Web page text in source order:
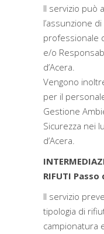
Il servizio può
l’assunzione
professionale
e/o
d’Acera.
Vengono
per il
Gestione
Sicurezza nei
d’Acera.
RIFUTI Passo
Il servizio
tipologia di
campionatura